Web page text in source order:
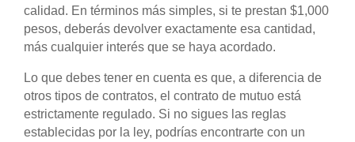
calidad. En términos más simples, si te prestan $1,000
pesos, deberás devolver exactamente esa cantidad,
más cualquier interés que se haya acordado.
Lo que debes tener en cuenta es que, a diferencia de
otros tipos de contratos, el contrato de mutuo está
estrictamente regulado. Si no sigues las reglas
establecidas por la ley, podrías encontrarte con un